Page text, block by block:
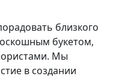
близкого
букетом,
Мы
в создании